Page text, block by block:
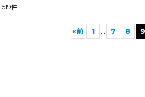
519件
«前 1 ... 7 8 9